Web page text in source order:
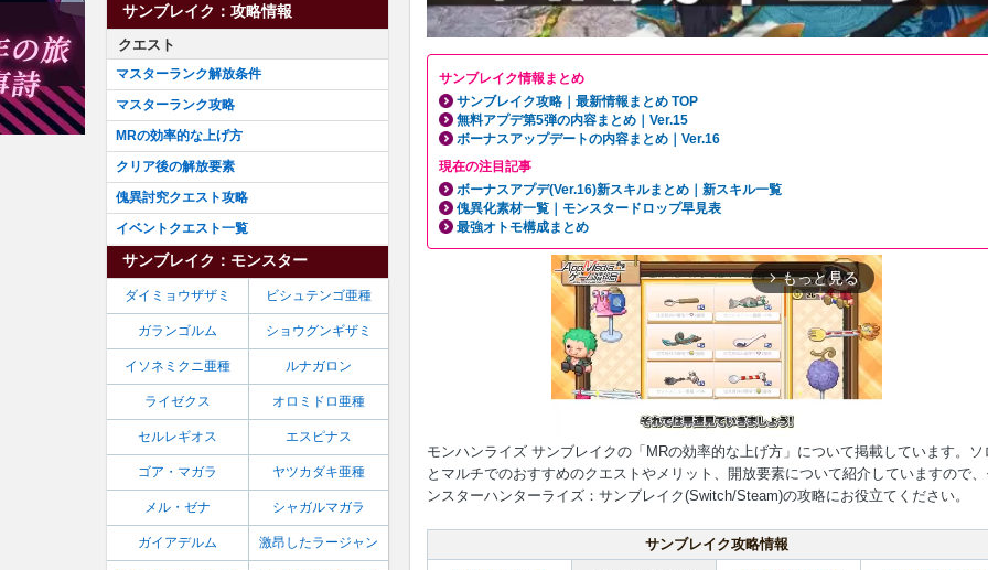
サンブレイク情報まとめ
サンブレイク攻略｜最新情報まとめ TOP
無料アプデ第5弾の内容まとめ｜Ver.15
ボーナスアップデートの内容まとめ｜Ver.16
現在の注目記事
ボーナスアプデ(Ver.16)新スキルまとめ｜新スキル一覧
傀異化素材一覧｜モンスタードロップ早見表
最強オトモ構成まとめ
arrow_forward_ios もっと見る
モンハンライズ サンブレイクの「MRの効率的な上げ方」について掲載しています。ソ
とマルチでのおすすめのクエストやメリット、開放要素について紹介していますので、
ンスターハンターライズ：サンブレイク(Switch/Steam)の攻略にお役立てください。
サンブレイク攻略情報
サンブレイク：攻略情報
クエスト
マスターランク解放条件
マスターランク攻略
MRの効率的な上げ方
クリア後の解放要素
傀異討究クエスト攻略
イベントクエスト一覧
サンブレイク：モンスター
ダイミョウザザミ ビシュテンゴ亜種
ガランゴルム ショウグンギザミ
イソネミクニ亜種 ルナガロン
ライゼクス オロミドロ亜種
セルレギオス エスピナス
ゴア・マガラ ヤツカダキ亜種
メル・ゼナ シャガルマガラ
ガイアデルム 激昂したラージャン